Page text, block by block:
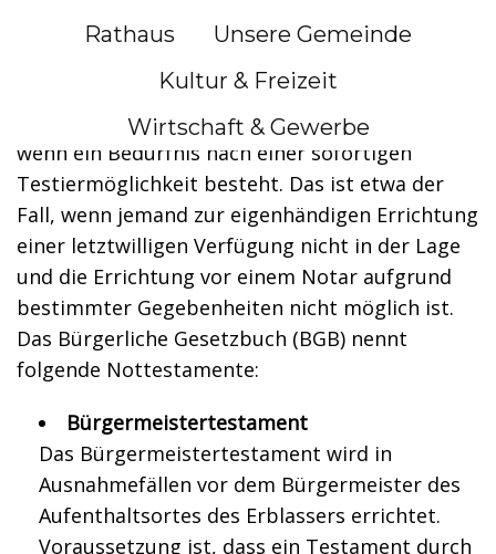
Rathaus
Unsere Gemeinde
Kultur & Freizeit
Wirtschaft & Gewerbe
(Nottestament)
Das Nottestament ist eine besondere Form des
Testaments. Ein solches kann verfasst werden,
wenn ein Bedürfnis nach einer sofortigen
Testiermöglichkeit besteht. Das ist etwa der
Fall, wenn jemand zur eigenhändigen Errichtung
einer letztwilligen Verfügung nicht in der Lage
und die Errichtung vor einem Notar aufgrund
bestimmter Gegebenheiten nicht möglich ist.
Das Bürgerliche Gesetzbuch (BGB) nennt
folgende Nottestamente:
Bürgermeistertestament
Das Bürgermeistertestament wird in
Ausnahmefällen vor dem Bürgermeister des
Aufenthaltsortes des Erblassers errichtet.
Voraussetzung ist, dass ein Testament durch